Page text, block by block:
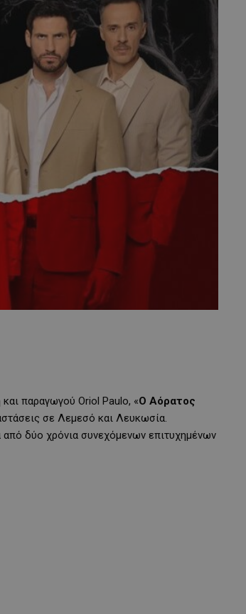
παραγωγού Oriol Paulo, «Ο Αόρατος
σε Λεμεσό και Λευκωσία.
από δύο χρόνια συνεχόμενων επιτυχημένων